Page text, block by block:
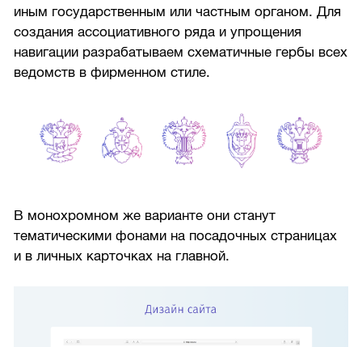
иным государственным или частным органом. Для
создания ассоциативного ряда и упрощения
навигации разрабатываем схематичные гербы всех
ведомств в фирменном стиле.
В монохромном же варианте они станут
тематическими фонами на посадочных страницах
и в личных карточках на главной.